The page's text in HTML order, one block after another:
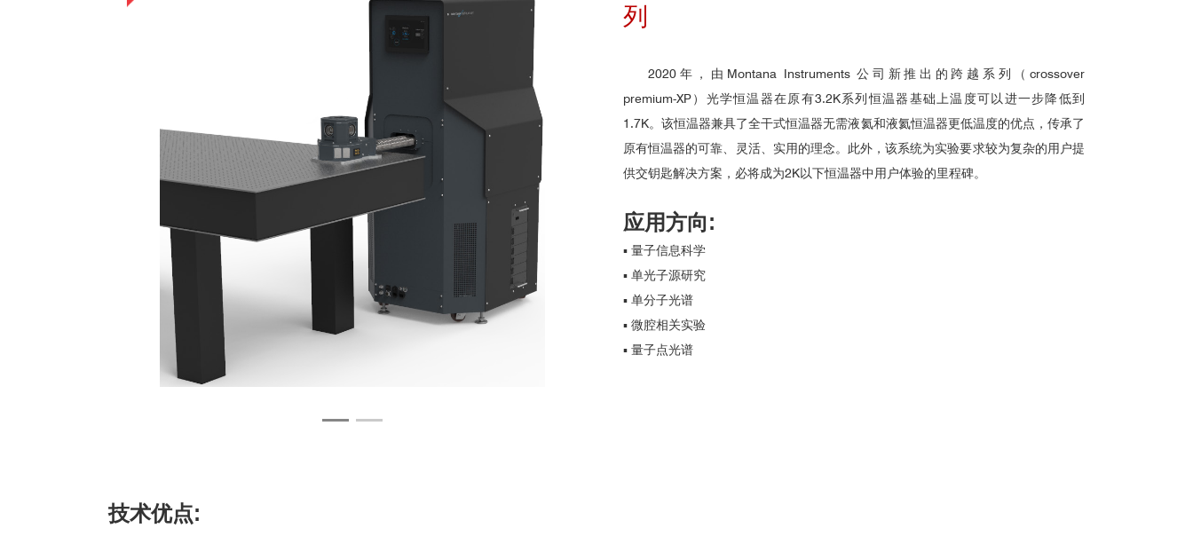
列
2020年，由Montana Instruments 公司新推出的跨越系列（crossover
premium-XP）光学恒温器在原有3.2K系列恒温器基础上温度可以进一步降低到
1.7K。该恒温器兼具了全干式恒温器无需液氦和液氦恒温器更低温度的优点，传承了
原有恒温器的可靠、灵活、实用的理念。此外，该系统为实验要求较为复杂的用户提
供交钥匙解决方案，必将成为2K以下恒温器中用户体验的里程碑。
应用方向:
▪ 量子信息科学
▪ 单光子源研究
▪ 单分子光谱
▪ 微腔相关实验
▪ 量子点光谱
技术优点: